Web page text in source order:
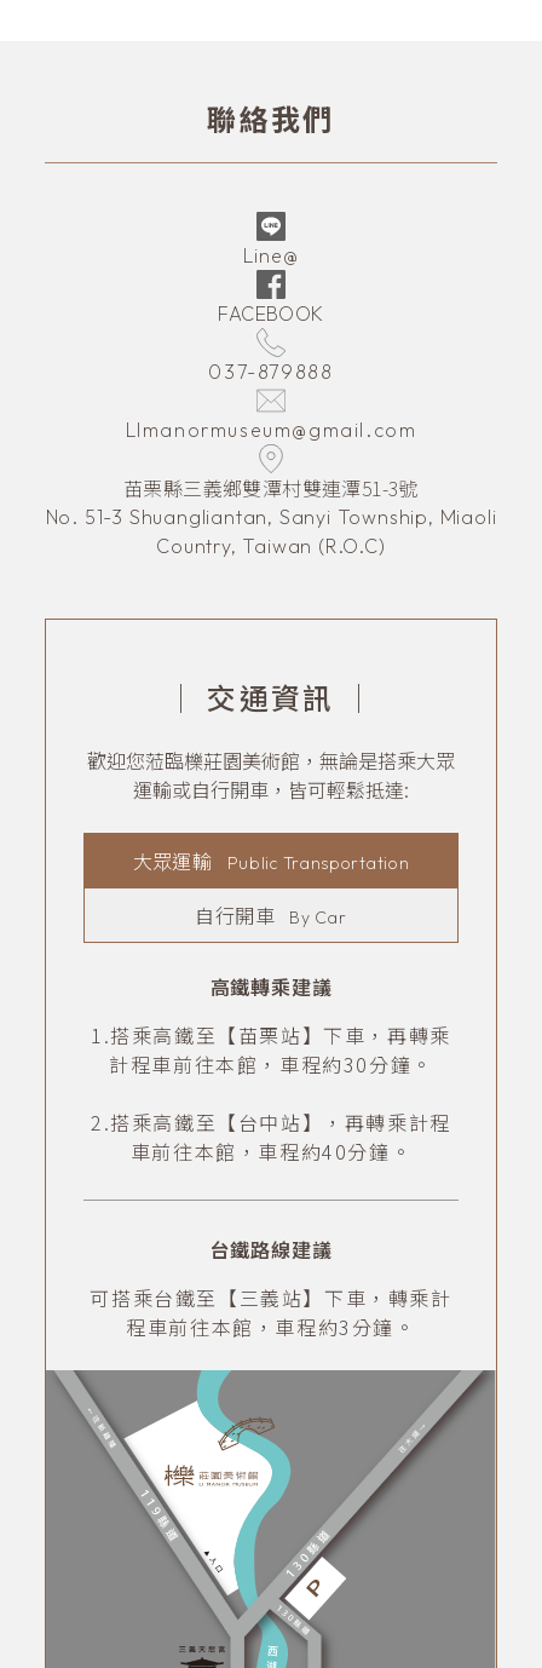
聯絡我們
Line@
FACEBOOK
037-879888
LImanormuseum@gmail.com
苗栗縣三義鄉雙潭村雙連潭51-3號
No. 51-3 Shuangliantan, Sanyi Township, Miaoli
Country, Taiwan (R.O.C)
｜ 交通資訊 ｜
歡迎您蒞臨櫟莊園美術館，無論是搭乘大眾
運輸或自行開車，皆可輕鬆抵達:
大眾運輸 Public Transportation
自行開車 By Car
高鐵轉乘建議
1.搭乘高鐵至【苗栗站】下車，再轉乘
計程車前往本館，車程約30分鐘。
2.搭乘高鐵至【台中站】，再轉乘計程
車前往本館，車程約40分鐘。
台鐵路線建議
可搭乘台鐵至【三義站】下車，轉乘計
程車前往本館，車程約3分鐘。